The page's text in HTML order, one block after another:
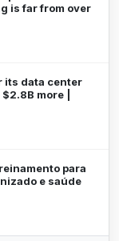
is far from over
its data center
more |
para
e saúde